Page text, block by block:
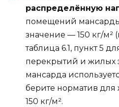
распределённую
помещений
значение — 150 кг/м²
таблица 6.1, пункт 5
перекрытий и жилых
мансарда
берите норматив
150 кг/м².